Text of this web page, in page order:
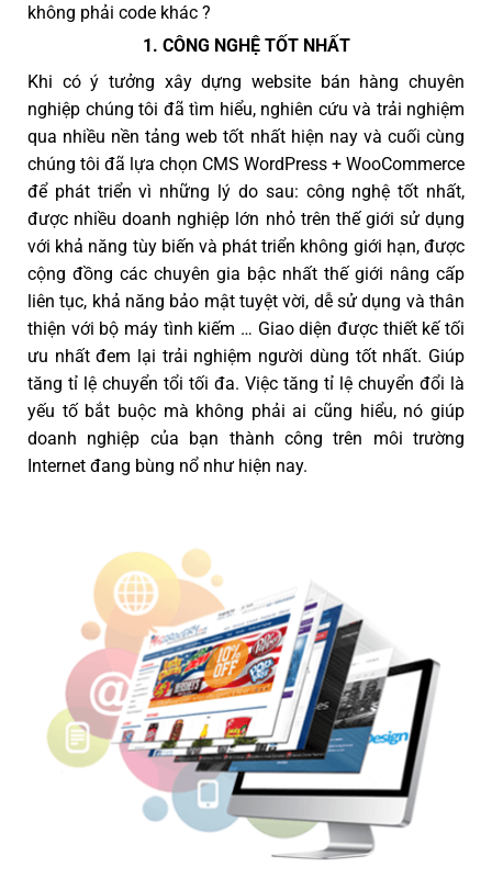
không phải code khác ?
1. CÔNG NGHỆ TỐT NHẤT
Khi có ý tưởng xây dựng website bán hàng chuyên
nghiệp chúng tôi đã tìm hiểu, nghiên cứu và trải nghiệm
qua nhiều nền tảng web tốt nhất hiện nay và cuối cùng
chúng tôi đã lựa chọn CMS WordPress + WooCommerce
để phát triển vì những lý do sau: công nghệ tốt nhất,
được nhiều doanh nghiệp lớn nhỏ trên thế giới sử dụng
với khả năng tùy biến và phát triển không giới hạn, được
cộng đồng các chuyên gia bậc nhất thế giới nâng cấp
liên tục, khả năng bảo mật tuyệt vời, dễ sử dụng và thân
thiện với bộ máy tình kiếm … Giao diện được thiết kế tối
ưu nhất đem lại trải nghiệm người dùng tốt nhất. Giúp
tăng tỉ lệ chuyển tổi tối đa. Việc tăng tỉ lệ chuyển đổi là
yếu tố bắt buộc mà không phải ai cũng hiểu, nó giúp
doanh nghiệp của bạn thành công trên môi trường
Internet đang bùng nổ như hiện nay.